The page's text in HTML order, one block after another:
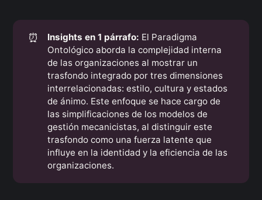
⏰ Insights en 1 párrafo: El Paradigma
Ontológico aborda la complejidad interna
de las organizaciones al mostrar un
trasfondo integrado por tres dimensiones
interrelacionadas: estilo, cultura y estados
de ánimo. Este enfoque se hace cargo de
las simplificaciones de los modelos de
gestión mecanicistas, al distinguir este
trasfondo como una fuerza latente que
influye en la identidad y la eficiencia de las
organizaciones.